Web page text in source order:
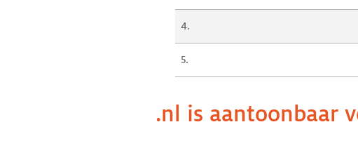
4.
5.
.nl is aantoonbaar